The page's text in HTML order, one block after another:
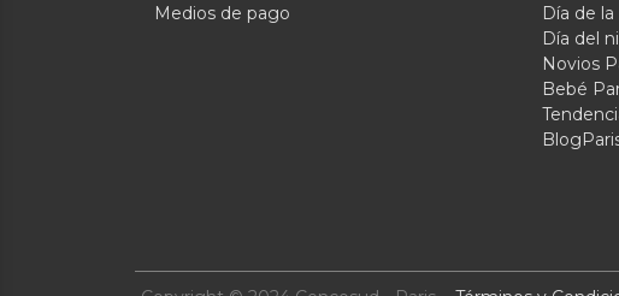
Medios de pago
Día de
Día del
Novios
Bebé